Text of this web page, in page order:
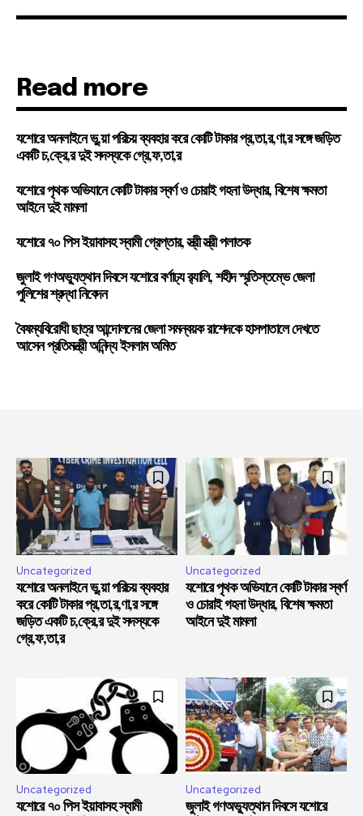
Read more
যশোরে অনলাইনে ভু,য়া পরিচয় ব্যবহার করে কোটি টাকার প্র,তা,র,ণা,র সঙ্গে জড়িত
একটি চ,ক্রে,র দুই সদস্যকে গ্রে,ফ,তা,র
যশোরে পৃথক অভিযানে কোটি টাকার স্বর্ণ ও চোরাই গহনা উদ্ধার, বিশেষ ক্ষমতা
আইনে দুই মামলা
যশোরে ৭০ পিস ইয়াবাসহ স্বামী গ্রেপ্তার, স্ত্রী স্ত্রী পলাতক
জুলাই গণঅভ্যুত্থান দিবসে যশোরে বর্ণাঢ্য র‍্যালি, শহীদ স্মৃতিস্তম্ভে জেলা
পুলিশের শ্রদ্ধা নিবেদন
বৈষম্যবিরোধী ছাত্র আন্দোলনের জেলা সমন্বয়ক রাশেদকে হাসপাতালে দেখতে
আসেন প্রতিমন্ত্রী অনিন্দ্য ইসলাম অমিত
Uncategorized
যশোরে অনলাইনে ভু,য়া পরিচয় ব্যবহার
করে কোটি টাকার প্র,তা,র,ণা,র সঙ্গে
জড়িত একটি চ,ক্রে,র দুই সদস্যকে
গ্রে,ফ,তা,র
Uncategorized
যশোরে পৃথক অভিযানে কোটি টাকার স্বর্ণ
ও চোরাই গহনা উদ্ধার, বিশেষ ক্ষমতা
আইনে দুই মামলা
Uncategorized
যশোরে ৭০ পিস ইয়াবাসহ স্বামী
Uncategorized
জুলাই গণঅভ্যুত্থান দিবসে যশোরে